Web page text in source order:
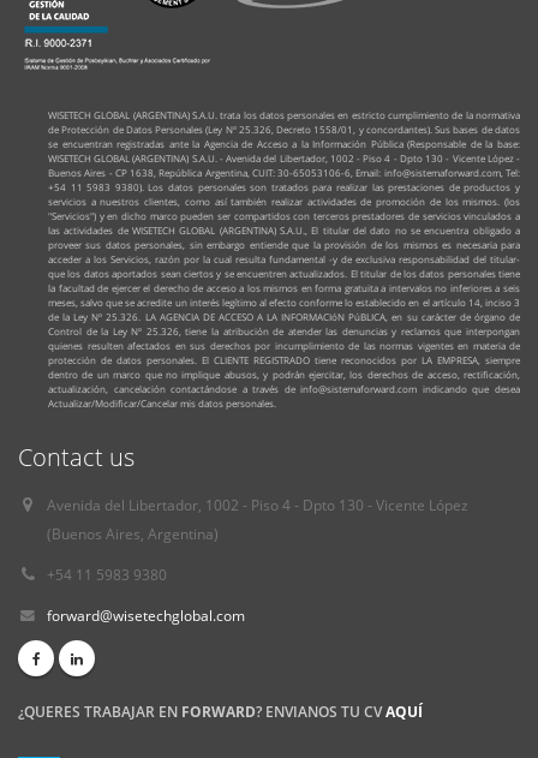
WISETECH GLOBAL (ARGENTINA) S.A.U. trata los datos personales en estricto cumplimiento de la normativa
de Protección de Datos Personales (Ley Nº 25.326, Decreto 1558/01, y concordantes). Sus bases de datos
se encuentran registradas ante la Agencia de Acceso a la Información Pública (Responsable de la base:
WISETECH GLOBAL (ARGENTINA) S.A.U. - Avenida del Libertador, 1002 - Piso 4 - Dpto 130 - Vicente López -
Buenos Aires - CP 1638, República Argentina, CUIT: 30-65053106-6, Email: info@sistemaforward.com, Tel:
+54 11 5983 9380). Los datos personales son tratados para realizar las prestaciones de productos y
servicios a nuestros clientes, como así también realizar actividades de promoción de los mismos. (los
"Servicios") y en dicho marco pueden ser compartidos con terceros prestadores de servicios vinculados a
las actividades de WISETECH GLOBAL (ARGENTINA) S.A.U., El titular del dato no se encuentra obligado a
proveer sus datos personales, sin embargo entiende que la provisión de los mismos es necesaria para
acceder a los Servicios, razón por la cual resulta fundamental -y de exclusiva responsabilidad del titular-
que los datos aportados sean ciertos y se encuentren actualizados. El titular de los datos personales tiene
la facultad de ejercer el derecho de acceso a los mismos en forma gratuita a intervalos no inferiores a seis
meses, salvo que se acredite un interés legítimo al efecto conforme lo establecido en el artículo 14, inciso 3
de la Ley Nº 25.326. LA AGENCIA DE ACCESO A LA INFORMACIóN PúBLICA, en su carácter de órgano de
Control de la Ley Nº 25.326, tiene la atribución de atender las denuncias y reclamos que interpongan
quienes resulten afectados en sus derechos por incumplimiento de las normas vigentes en materia de
protección de datos personales. El CLIENTE REGISTRADO tiene reconocidos por LA EMPRESA, siempre
dentro de un marco que no implique abusos, y podrán ejercitar, los derechos de acceso, rectificación,
actualización, cancelación contactándose a través de info@sistemaforward.com indicando que desea
Actualizar/Modificar/Cancelar mis datos personales.
Contact us
Avenida del Libertador, 1002 - Piso 4 - Dpto 130 - Vicente López
(Buenos Aires, Argentina)
+54 11 5983 9380
forward@wisetechglobal.com
¿QUERES TRABAJAR EN FORWARD? ENVIANOS TU CVAQUÍ